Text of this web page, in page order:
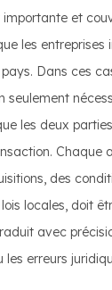
et
les entreprises
Dans ces
seulement
les deux
Chaque
des
locales, doit
avec
les erreurs